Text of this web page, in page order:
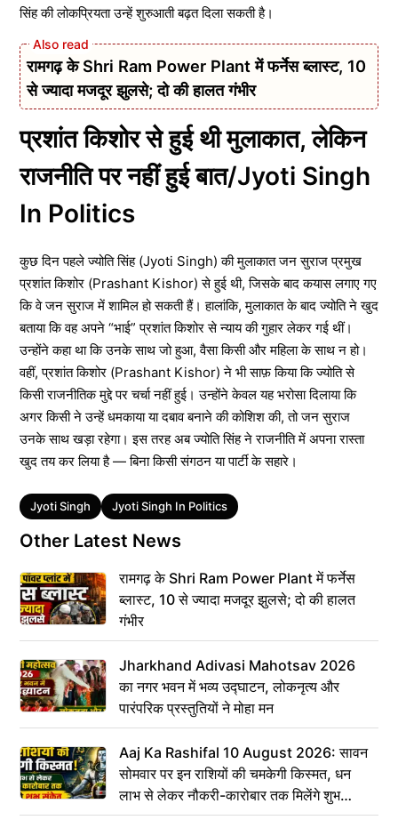
सिंह की लोकप्रियता उन्हें शुरुआती बढ़त दिला सकती है।
रामगढ़ के Shri Ram Power Plant में फर्नेस ब्लास्ट, 10
से ज्यादा मजदूर झुलसे; दो की हालत गंभीर
प्रशांत किशोर से हुई थी मुलाकात, लेकिन
राजनीति पर नहीं हुई बात/Jyoti Singh
In Politics
कुछ दिन पहले ज्योति सिंह (Jyoti Singh) की मुलाकात जन सुराज प्रमुख
प्रशांत किशोर (Prashant Kishor) से हुई थी, जिसके बाद कयास लगाए गए
कि वे जन सुराज में शामिल हो सकती हैं। हालांकि, मुलाकात के बाद ज्योति ने खुद
बताया कि वह अपने “भाई” प्रशांत किशोर से न्याय की गुहार लेकर गई थीं।
उन्होंने कहा था कि उनके साथ जो हुआ, वैसा किसी और महिला के साथ न हो।
वहीं, प्रशांत किशोर (Prashant Kishor) ने भी साफ़ किया कि ज्योति से
किसी राजनीतिक मुद्दे पर चर्चा नहीं हुई। उन्होंने केवल यह भरोसा दिलाया कि
अगर किसी ने उन्हें धमकाया या दबाव बनाने की कोशिश की, तो जन सुराज
उनके साथ खड़ा रहेगा। इस तरह अब ज्योति सिंह ने राजनीति में अपना रास्ता
खुद तय कर लिया है — बिना किसी संगठन या पार्टी के सहारे।
Tags
Jyoti Singh Jyoti Singh In Politics
Other Latest News
रामगढ़ के Shri Ram Power Plant में फर्नेस
ब्लास्ट, 10 से ज्यादा मजदूर झुलसे; दो की हालत
गंभीर
Jharkhand Adivasi Mahotsav 2026
का नगर भवन में भव्य उद्घाटन, लोकनृत्य और
पारंपरिक प्रस्तुतियों ने मोहा मन
Aaj Ka Rashifal 10 August 2026: सावन
सोमवार पर इन राशियों की चमकेगी किस्मत, धन
लाभ से लेकर नौकरी-कारोबार तक मिलेंगे शुभ
संकेत